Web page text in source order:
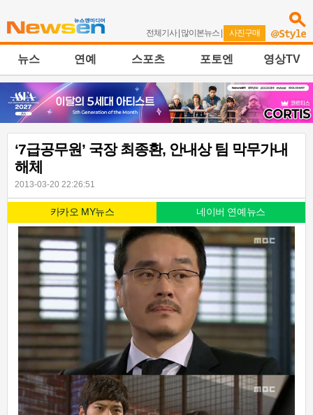
전체기사| 많이본뉴스 | 사진구매
뉴스 연예 스포츠 포토엔 영상TV
‘7급공무원’ 국장 최종환, 안내상 팀 막무가내
해체
2013-03-20 22:26:51
카카오 MY뉴스 네이버 연예뉴스